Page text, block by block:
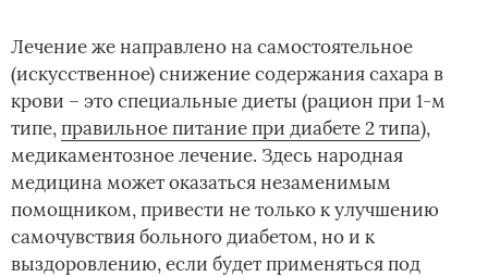
Лечение же направлено на самостоятельное
(искусственное) снижение содержания сахара в
крови – это специальные диеты (рацион при 1-м
типе,правильное питание при диабете 2 типа),
медикаментозное лечение. Здесь народная
медицина может оказаться незаменимым
помощником, привести не только к улучшению
самочувствия больного диабетом, но и к
выздоровлению, если будет применяться под